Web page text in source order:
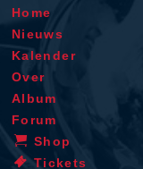
Home
Nieuws
Kalender
Over
Album
Forum
Shop
Tickets